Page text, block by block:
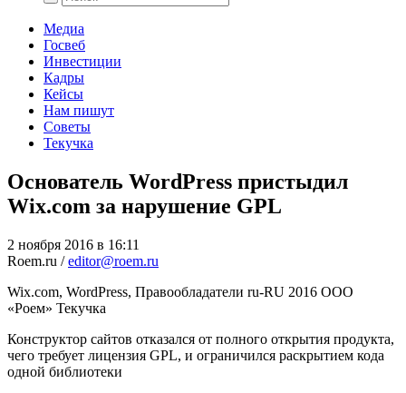
Медиа
Госвеб
Инвестиции
Кадры
Кейсы
Нам пишут
Советы
Текучка
Основатель WordPress пристыдил
Wix.com за нарушение GPL
2 ноября 2016 в 16:11
Roem.ru /editor@roem.ru
Wix.com, WordPress, Правообладатели ru-RU 2016 ООО
«Роем» Текучка
Конструктор сайтов отказался от полного открытия продукта,
чего требует лицензия GPL, и ограничился раскрытием кода
одной библиотеки